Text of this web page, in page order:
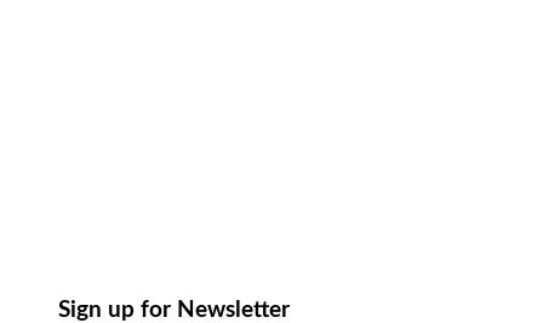
Sign up for Newsletter